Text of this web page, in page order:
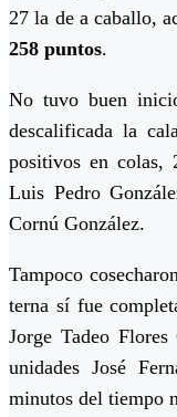
27 la de a caballo,
258 puntos.
No tuvo buen
descalificada la
positivos en colas,
Luis Pedro
Cornú González.
Tampoco
terna sí fue
Jorge Tadeo
unidades José
minutos del tiempo